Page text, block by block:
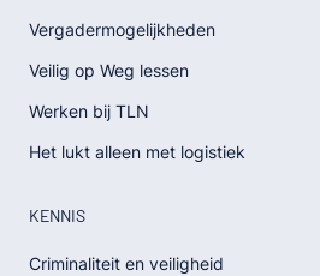
Vergadermogelijkheden
Veilig op Weg lessen
Werken bij TLN
Het lukt alleen met logistiek
KENNIS
Criminaliteit en veiligheid